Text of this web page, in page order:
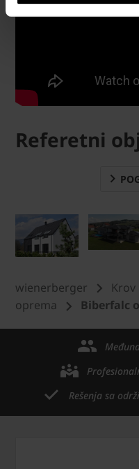
Referetni
wienerberger Krov
oprema
Biberfalc
Rešenja sa